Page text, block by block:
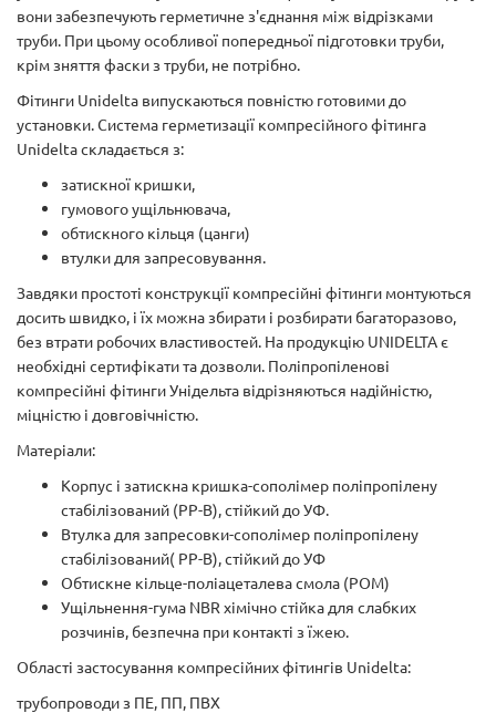
вони забезпечують герметичне з'єднання між відрізками
труби. При цьому особливої попередньої підготовки труби,
крім зняття фаски з труби, не потрібно.
Фітинги Unidelta випускаються повністю готовими до
установки. Система герметизації компресійного фітинга
Unidelta складається з:
затискної кришки,
гумового ущільнювача,
обтискного кільця (цанги)
втулки для запресовування.
Завдяки простоті конструкції компресійні фітинги монтуються
досить швидко, і їх можна збирати і розбирати багаторазово,
без втрати робочих властивостей. На продукцію UNIDELTA є
необхідні сертифікати та дозволи. Поліпропіленові
компресійні фітинги Унідельта відрізняються надійністю,
міцністю і довговічністю.
Матеріали:
Корпус і затискна кришка-сополімер поліпропілену
стабілізований (PP-B), стійкий до УФ.
Втулка для запресовки-сополімер поліпропілену
стабілізований( PP-B), стійкий до УФ
Обтискне кільце-поліацеталева смола (РОМ)
Ущільнення-гума NBR хімічно стійка для слабких
розчинів, безпечна при контакті з їжею.
Області застосування компресійних фітингів Unidelta:
трубопроводи з ПЕ, ПП, ПВХ